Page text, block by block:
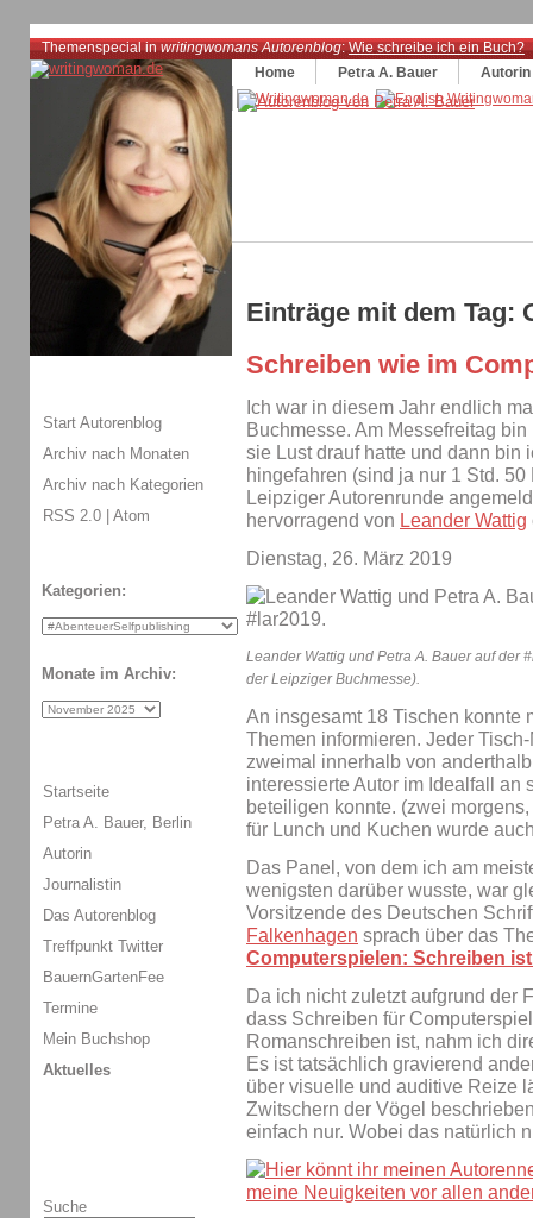
Themenspecial inwritingwomans Autorenblog:Wie schreibe ich ein Buch?
Home
Petra A. Bauer Autorin
Einträge mit dem Tag:
Schreiben wie im
Ich war in diesem Jahr endlich
Buchmesse. Am Messefreitag
sie Lust drauf hatte und dann bin
hingefahren (sind ja nur 1 Std.
Leipziger Autorenrunde
hervorragend von Leander Wattig
Dienstag, 26. März 2019
Leander Wattig und Petra A. Bauer auf der
der Leipziger Buchmesse).
An insgesamt 18 Tischen konnte
Themen informieren. Jeder
zweimal innerhalb von
interessierte Autor im Idealfall
beteiligen konnte. (zwei
für Lunch und Kuchen wurde
Das Panel, von dem ich am
wenigsten darüber wusste, war
Vorsitzende des Deutschen
Falkenhagen sprach über das
Computerspielen: Schreiben
Da ich nicht zuletzt aufgrund der
dass Schreiben für
Romanschreiben ist, nahm ich
Es ist tatsächlich gravierend
über visuelle und auditive Reize
Zwitschern der Vögel
einfach nur. Wobei das natürlich
Start Autorenblog
Archiv nach Monaten
Archiv nach Kategorien
RSS 2.0 | Atom
Kategorien:
Monate im Archiv:
Startseite
Petra A. Bauer, Berlin
Autorin
Journalistin
Das Autorenblog
Treffpunkt Twitter
BauernGartenFee
Termine
Mein Buchshop
Aktuelles
Suche